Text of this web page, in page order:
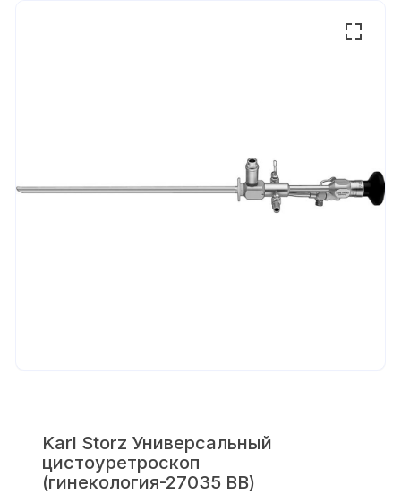
Karl Storz Универсальный
цистоуретроскоп
(гинекология-27035 ВВ)